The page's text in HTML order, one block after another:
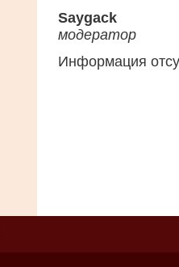
Saygack
модератор
Информация